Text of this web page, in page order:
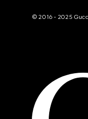
© 2016 - 2025